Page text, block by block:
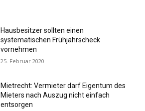
Hausbesitzer sollten einen
systematischen Frühjahrscheck
vornehmen
25. Februar 2020
Mietrecht: Vermieter darf Eigentum des
Mieters nach Auszug nicht einfach
entsorgen